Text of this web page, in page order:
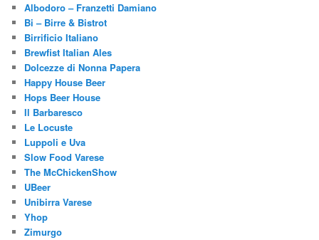
Albodoro – Franzetti Damiano
Bi – Birre & Bistrot
Birrificio Italiano
Brewfist Italian Ales
Dolcezze di Nonna Papera
Happy House Beer
Hops Beer House
Il Barbaresco
Le Locuste
Luppoli e Uva
Slow Food Varese
The McChickenShow
UBeer
Unibirra Varese
Yhop
Zimurgo